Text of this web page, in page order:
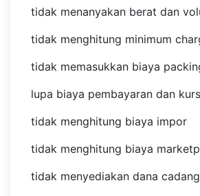
tidak menanyakan berat dan
tidak menghitung minimum
tidak memasukkan biaya
lupa biaya pembayaran dan kurs
tidak menghitung biaya impor
tidak menghitung biaya
tidak menyediakan dana